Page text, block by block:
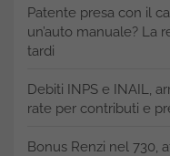
Patente presa con il
un’auto manuale? La
tardi
Debiti INPS e INAIL,
rate per contributi e
Bonus Renzi nel 730,